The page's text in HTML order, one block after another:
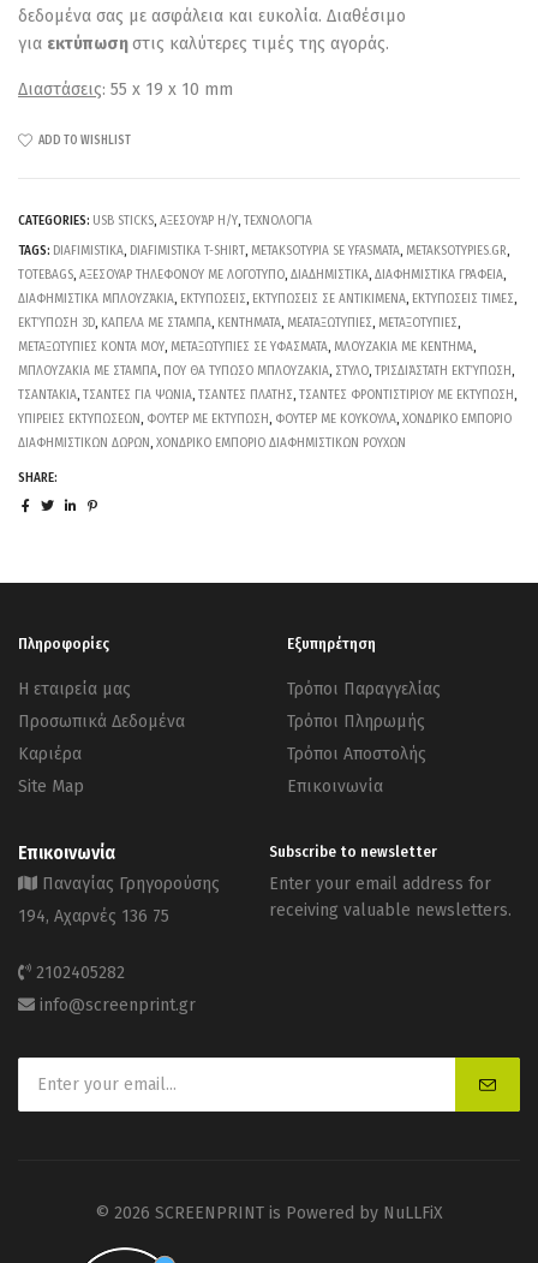
δεδομένα σας με ασφάλεια και ευκολία. Διαθέσιμο
για εκτύπωσηστις καλύτερες τιμές της αγοράς.
Διαστάσεις: 55 x 19 x 10 mm
ADD TO WISHLIST
CATEGORIES: USB STICKS, ΑΞΕΣΟΥΆΡ Η/Υ, ΤΕΧΝΟΛΟΓΊΑ
TAGS: DIAFIMISTIKA, DIAFIMISTIKA T-SHIRT, METAKSOTYPIA SE YFASMATA, METAKSOTYPIES.GR,
TOTEBAGS, ΑΞΕΣΟΥΑΡ ΤΗΛΕΦΟΝΟΥ ΜΕ ΛΟΓΟΤΥΠΟ, ΔΙΑΔΗΜΙΣΤΙΚΑ, ΔΙΑΦΗΜΙΣΤΙΚΑ ΓΡΑΦΕΙΑ,
ΔΙΑΦΗΜΙΣΤΙΚΑ ΜΠΛΟΥΖΆΚΙΑ, ΕΚΤΥΠΩΣΕΙΣ, ΕΚΤΥΠΩΣΕΙΣ ΣΕ ΑΝΤΙΚΙΜΕΝΑ, ΕΚΤΥΠΩΣΕΙΣ ΤΙΜΕΣ,
ΕΚΤΎΠΩΣΗ 3D, ΚΑΠΕΛΑ ΜΕ ΣΤΑΜΠΑ, ΚΕΝΤΗΜΑΤΑ, ΜΕΑΤΑΞΩΤΥΠΙΕΣ, ΜΕΤΑΞΟΤΥΠΙΕΣ,
ΜΕΤΑΞΩΤΥΠΙΕΣ ΚΟΝΤΑ ΜΟΥ, ΜΕΤΑΞΩΤΥΠΙΕΣ ΣΕ ΥΦΑΣΜΑΤΑ, ΜΛΟΥΖΑΚΙΑ ΜΕ ΚΕΝΤΗΜΑ,
ΜΠΛΟΥΖΑΚΙΑ ΜΕ ΣΤΑΜΠΑ, ΠΟΥ ΘΑ ΤΥΠΩΣΟ ΜΠΛΟΥΖΑΚΙΑ, ΣΤΥΛΟ, ΤΡΙΣΔΙΆΣΤΑΤΗ ΕΚΤΎΠΩΣΗ,
ΤΣΑΝΤΑΚΙΑ, ΤΣΑΝΤΕΣ ΓΙΑ ΨΩΝΙΑ, ΤΣΑΝΤΕΣ ΠΛΑΤΗΣ, ΤΣΑΝΤΕΣ ΦΡΟΝΤΙΣΤΙΡΙΟΥ ΜΕ ΕΚΤΥΠΩΣΗ,
ΥΠΙΡΕΙΕΣ ΕΚΤΥΠΩΣΕΩΝ, ΦΟΥΤΕΡ ΜΕ ΕΚΤΥΠΩΣΗ, ΦΟΥΤΕΡ ΜΕ ΚΟΥΚΟΥΛΑ, ΧΟΝΔΡΙΚΟ ΕΜΠΟΡΙΟ
ΔΙΑΦΗΜΙΣΤΙΚΩΝ ΔΩΡΩΝ, ΧΟΝΔΡΙΚΟ ΕΜΠΟΡΙΟ ΔΙΑΦΗΜΙΣΤΙΚΩΝ ΡΟΥΧΩΝ
SHARE:
Πληροφορίες
Η εταιρεία μας
Προσωπικά Δεδομένα
Καριέρα
Site Map
Εξυπηρέτηση
Τρόποι Παραγγελίας
Τρόποι Πληρωμής
Τρόποι Αποστολής
Επικοινωνία
Επικοινωνία
Παναγίας Γρηγορούσης
194, Αχαρνές 136 75
2102405282
info@screenprint.gr
Subscribe to newsletter
Enter your email address for
receiving valuable newsletters.
© 2026 SCREENPRINT is Powered by NuLLFiX